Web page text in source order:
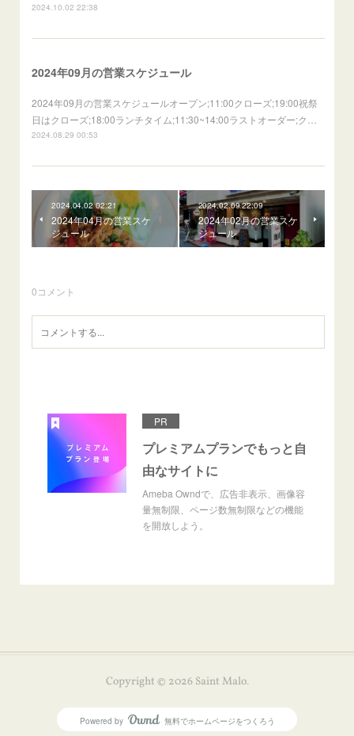
2024.10.02 22:38
2024年09月の営業スケジュール
2024年09月の営業スケジュールオープン;11:00クローズ;19:00祝祭
日はクローズ;18:00ランチタイム;11:30~14:00ラストオーダー;ク…
2024.08.29 00:53
2024.04.02 02:21
2024年04月の営業スケ
ジュール
2024.02.09 22:09
2024年02月の営業スケ
ジュール
0コメント
PR
プレミアムプランでもっと自
由なサイトに
Ameba Owndで、広告非表示、画像容
量無制限、ページ数無制限などの機能
を開放しよう。
Copyright © 2026 Saint Malo.
Powered by AmebaOwnd
無料でホームページをつくろう